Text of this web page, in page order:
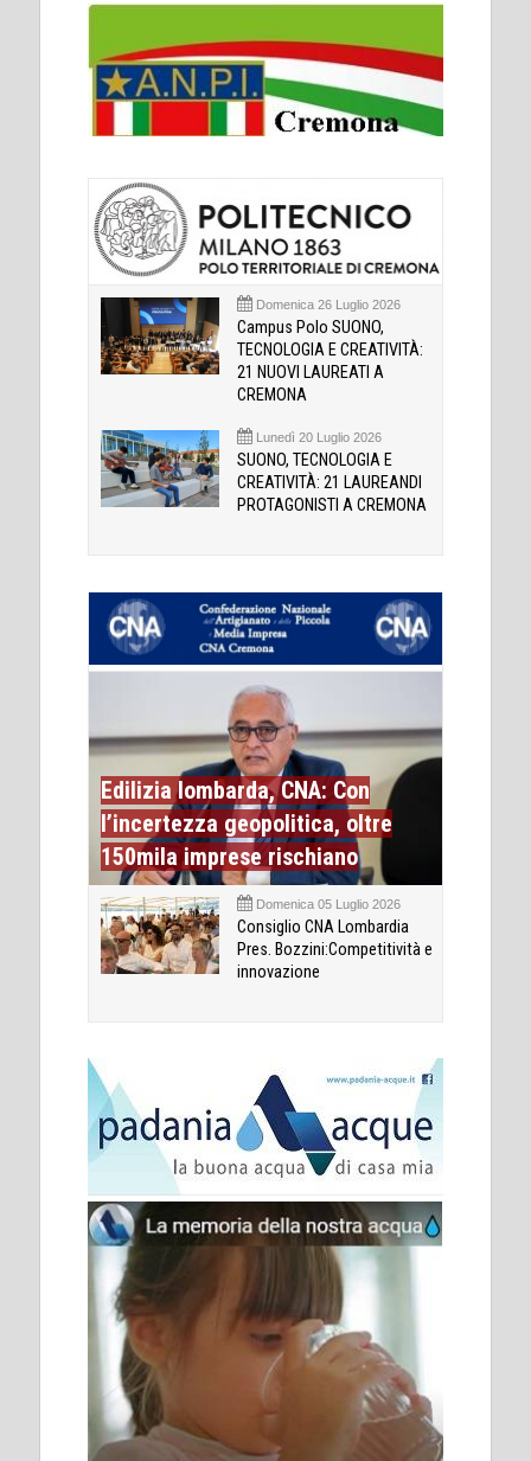
Domenica 26 Luglio 2026
Campus Polo SUONO,
TECNOLOGIA E CREATIVITÀ:
21 NUOVI LAUREATI A
CREMONA
Lunedì 20 Luglio 2026
SUONO, TECNOLOGIA E
CREATIVITÀ: 21 LAUREANDI
PROTAGONISTI A CREMONA
Edilizia lombarda, CNA: Con
l’incertezza geopolitica, oltre
150mila imprese rischiano
Domenica 05 Luglio 2026
Consiglio CNA Lombardia
Pres. Bozzini:Competitività e
innovazione